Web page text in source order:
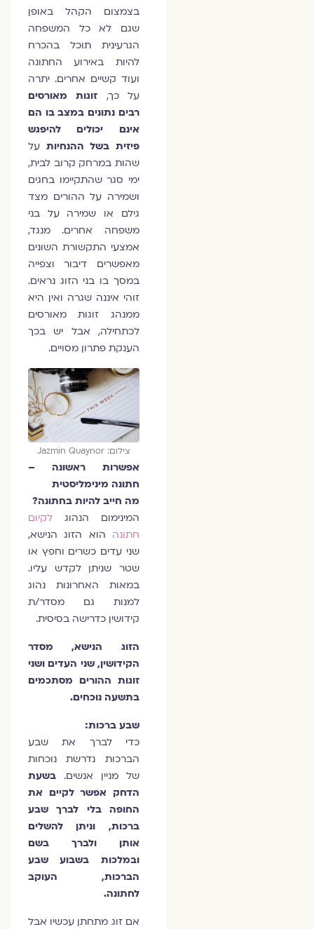
בצמצום הקהל באופן
שגם לא כל המשפחה
הגרעינית תוכל בהכרח
להיות באירוע החתונה
ועוד קשיים אחרים. יתרה
על כך,
זוגות מאורסים
רבים נתונים במצב בו הם
אינם יכולים להיפגש
פיזית בשל ההנחיותעל
שהות במרחק קרוב לבית,
ימי סגר שהתקיימו בחגים
ושמירה על ההורים מצד
גילם או שמירה על בני
משפחה אחרים. מנגד,
אמצעי התקשורת השונים
מאפשרים דיבור וצפייה
במסך בו בני הזוג נראים.
זוהי איננה שגרה ואין היא
ממנהג זוגות מאורסים
לכתחילה, אבל יש בכך
הענקת פתרון מסויים.
צילום: Jazmin Quaynor
אפשרות ראשונה –
חתונה מינימליסטית
מה חייב להיות בחתונה?
המינימום הנהוג
לקיום
חתונההוא הזוג הנישא,
שני עדים כשרים וחפץ או
שטר שניתן לקדש עליו.
במאות האחרונות נהוג
למנות גם מסדר/ת
קידושין כדרישה בסיסית.
הזוג הנישא, מסדר
הקידושין, שני העדים ושני
זוגות ההורים מסתכמים
בתשעה נוכחים.
שבע ברכות:
כדי לברך את שבע
הברכות נדרשת נוכחות
של מניין אנשים. בשעת
הדחק אפשר לקיים את
החופה בלי לברך שבע
ברכות, וניתן להשלים
אותן ולברך בשם
ובמלכות בשבוע שבע
הברכות, העוקב
לחתונה.
אם זוג מתחתן עכשיו אבל